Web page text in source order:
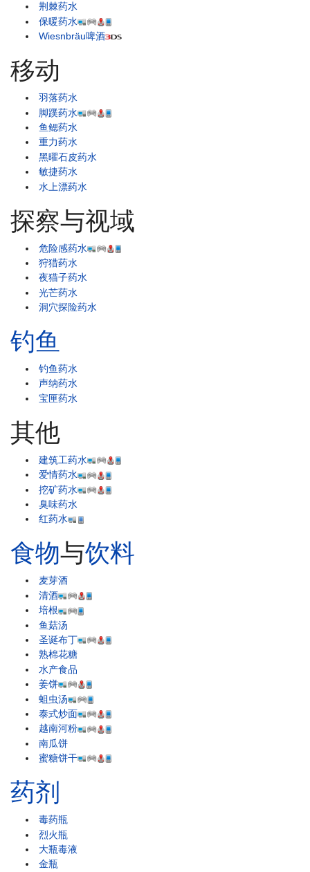
荆棘药水
保暖药水
Wiesnbräu啤酒
移动
羽落药水
脚蹼药水
鱼鳃药水
重力药水
黑曜石皮药水
敏捷药水
水上漂药水
探察与视域
危险感药水
狩猎药水
夜猫子药水
光芒药水
洞穴探险药水
钓鱼
钓鱼药水
声纳药水
宝匣药水
其他
建筑工药水
爱情药水
挖矿药水
臭味药水
红药水
食物与饮料
麦芽酒
清酒
培根
鱼菇汤
圣诞布丁
熟棉花糖
水产食品
姜饼
蛆虫汤
泰式炒面
越南河粉
南瓜饼
蜜糖饼干
药剂
毒药瓶
烈火瓶
大瓶毒液
金瓶